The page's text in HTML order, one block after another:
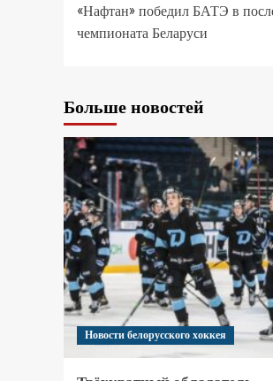
«Нафтан» победил БАТЭ в
чемпионата Беларуси
Больше новостей
Новости белорусского хоккея